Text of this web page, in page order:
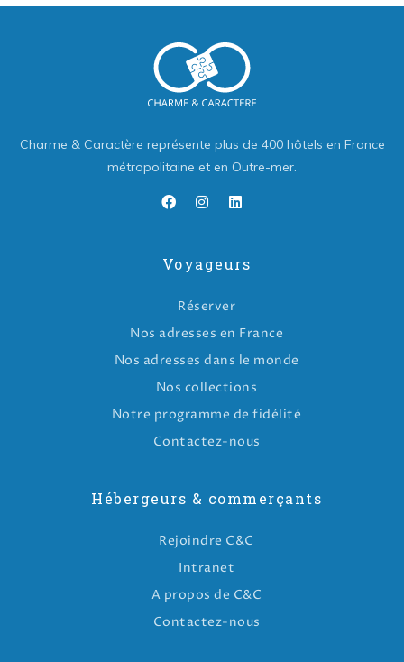
Charme & Caractère représente plus de 400 hôtels en France
métropolitaine et en Outre-mer.
Voyageurs
Réserver
Nos adresses en France
Nos adresses dans le monde
Nos collections
Notre programme de fidélité
Contactez-nous
Hébergeurs & commerçants
Rejoindre C&C
Intranet
A propos de C&C
Contactez-nous